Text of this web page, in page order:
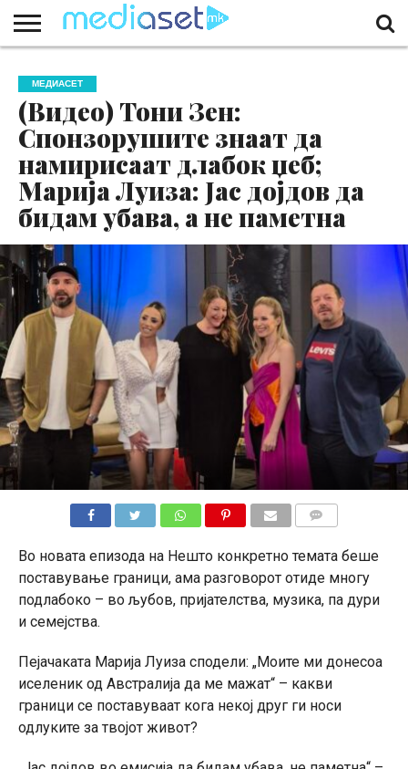
НАС
КОНТАКТ
МАРКЕТИНГ
ПОЧЕТНА
МЕДИАСЕТ
(Видео) Тони Зен:
Спонзорушите знаат да
намирисаат длабок џеб;
Марија Луиза: Јас дојдов да
бидам убава, а не паметна
Во новата епизода на Нешто конкретно темата беше
поставување граници, ама разговорот отиде многу
подлабоко – во љубов, пријателства, музика, па дури
и семејства.
Пејачаката Марија Луиза сподели: „Моите ми донесоа
иселеник од Австралија да ме мажат“ – какви
граници се поставуваат кога некој друг ги носи
одлуките за твојот живот?